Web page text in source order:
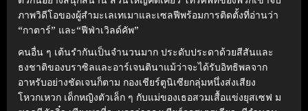
ภาพวิดีโอของผู้สำมะเลเทเมาและเซลฟีพร้อมการติดตั้งที่อ่านว่า
“กาตาร์” และ“ฟีฟ่าเวิลด์คัพ”
คนอื่น ๆ เต้นรำกันเป็นจำนวนมาก ประดับประดาด้วยสีสันและ
ธงชาติของบราซิลและอาร์เจนตินาแม้ว่าจะได้รับอิทธิพลจาก
อาหรับอย่างชัดเจนก็ตาม กองเชียร์ตูนิเซียกลุ่มหนึ่งส่งเสียง
โหวกเหวก เด็กหญิงตัวเล็ก ๆ กับแม่ของเธอสวมเสื้อแข่งยุสเซฟ ม